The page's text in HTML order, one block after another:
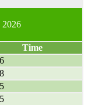
2026
Time